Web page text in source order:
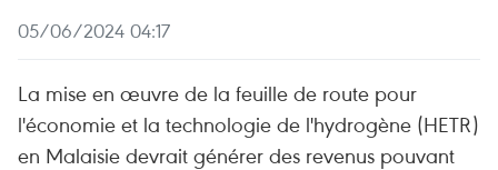
05/06/2024 04:17
La mise en œuvre de la feuille de route pour
l'économie et la technologie de l'hydrogène (HETR)
en Malaisie devrait générer des revenus pouvant